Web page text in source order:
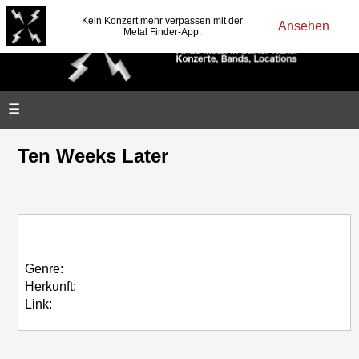
Kein Konzert mehr verpassen mit der
Metal Finder-App.
Ansehen
☰
Ten Weeks Later
Genre:
Herkunft:
Link: